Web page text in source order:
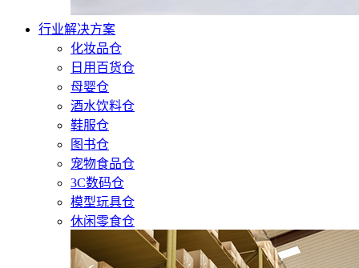
行业解决方案
化妆品仓
日用百货仓
母婴仓
酒水饮料仓
鞋服仓
图书仓
宠物食品仓
3C数码仓
模型玩具仓
休闲零食仓